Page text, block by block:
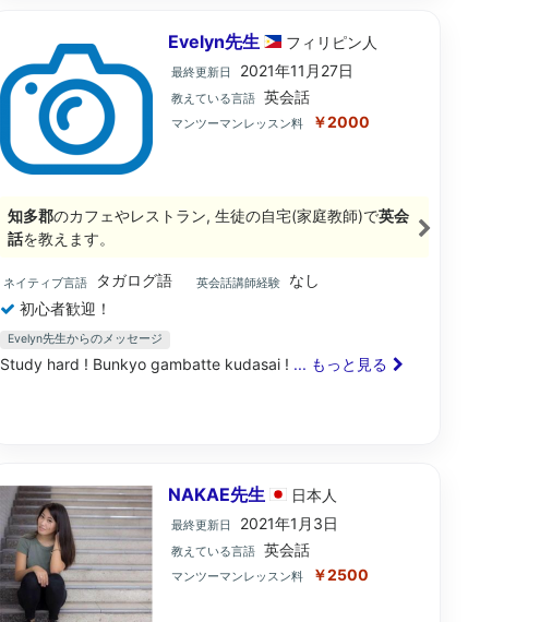
Evelyn先生 フィリピン 人
最終更新日 2021年11月27日
教えている言語 英会話
マンツーマンレッスン料 ￥2000
知多郡のカフェやレストラン, 生徒の自宅(家庭教師)で英会
話を教えます。
ネイティブ言語 タガログ語 英会話講師経験
なし
初心者歓迎！
Evelyn先生からのメッセージ
Study hard ! Bunkyo gambatte kudasai ! ... もっと見る
NAKAE先生 日本 人
最終更新日 2021年1月3日
教えている言語 英会話
マンツーマンレッスン料 ￥2500